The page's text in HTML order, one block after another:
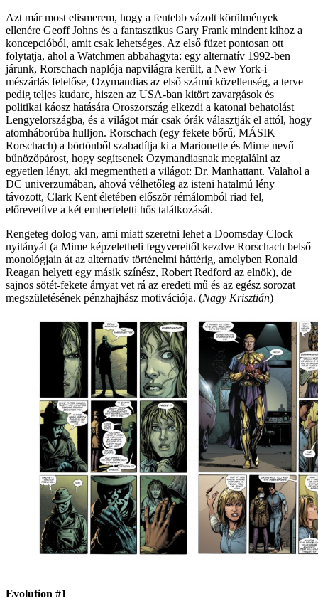
Azt már most elismerem, hogy a fentebb vázolt körülmények
ellenére Geoff Johns és a fantasztikus Gary Frank mindent kihoz a
koncepcióból, amit csak lehetséges. Az első füzet pontosan ott
folytatja, ahol a Watchmen abbahagyta: egy alternatív 1992-ben
járunk, Rorschach naplója napvilágra került, a New York-i
mészárlás felelőse, Ozymandias az első számú közellenség, a terve
pedig teljes kudarc, hiszen az USA-ban kitört zavargások és
politikai káosz hatására Oroszország elkezdi a katonai behatolást
Lengyelországba, és a világot már csak órák választják el attól, hogy
atomháborúba hulljon. Rorschach (egy fekete bőrű, MÁSIK
Rorschach) a börtönből szabadítja ki a Marionette és Mime nevű
bűnözőpárost, hogy segítsenek Ozymandiasnak megtalálni az
egyetlen lényt, aki megmentheti a világot: Dr. Manhattant. Valahol a
DC univerzumában, ahová vélhetőleg az isteni hatalmú lény
távozott, Clark Kent életében először rémálomból riad fel,
előrevetítve a két emberfeletti hős találkozását.
Rengeteg dolog van, ami miatt szeretni lehet a Doomsday Clock
nyitányát (a Mime képzeletbeli fegyvereitől kezdve Rorschach belső
monológjain át az alternatív történelmi háttérig, amelyben Ronald
Reagan helyett egy másik színész, Robert Redford az elnök), de
sajnos sötét-fekete árnyat vet rá az eredeti mű és az egész sorozat
megszületésének pénzhajhász motivációja. (Nagy Krisztián)
Evolution #1